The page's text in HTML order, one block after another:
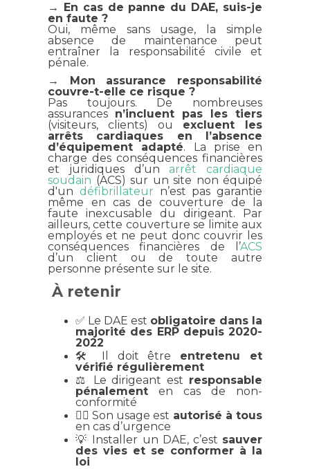
→ En cas de panne du DAE, suis-je
en faute ?
Oui, même sans usage, la simple
absence de maintenance peut
entraîner la responsabilité civile et
pénale.
→ Mon assurance responsabilité
couvre-t-elle ce risque ?
Pas toujours. De nombreuses
assurances n’incluent pas les tiers
(visiteurs, clients) ou excluent les
arrêts cardiaques en l’absence
d’équipement adapté. La prise en
charge des conséquences financières
et juridiques d’unarrêt cardiaque
soudain (ACS) sur un site non équipé
d'un défibrillateur n’est pas garantie
même en cas de couverture de la
faute inexcusable du dirigeant. Par
ailleurs, cette couverture se limite aux
employés et ne peut donc couvrir les
conséquences financières de l’ACS
d’un client ou de toute autre
personne présente sur le site.
À retenir
✅ Le DAE est obligatoire dans la
majorité des ERP depuis 2020-
2022
🛠️ Il doit être entretenu et
vérifié régulièrement
⚖️ Le dirigeant est responsable
pénalement en cas de non-
conformité
🧑‍⚕️ Son usage est autorisé à tous
en cas d’urgence
💡 Installer un DAE, c’est sauver
des vies et se conformer à la
loi